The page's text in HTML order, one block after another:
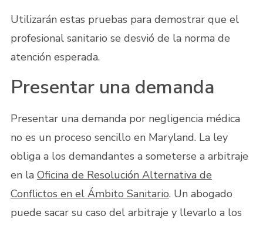
Utilizarán estas pruebas para demostrar que el
profesional sanitario se desvió de la norma de
atención esperada.
Presentar una demanda
Presentar una demanda por negligencia médica
no es un proceso sencillo en Maryland. La ley
obliga a los demandantes a someterse a arbitraje
en la Oficina de Resolución Alternativa de
Conflictos en el Ámbito Sanitario. Un abogado
puede sacar su caso del arbitraje y llevarlo a los